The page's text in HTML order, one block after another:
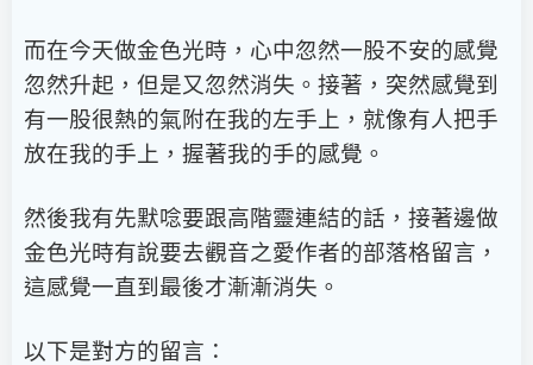
而在今天做金色光時，心中忽然一股不安的感覺
忽然升起，但是又忽然消失。接著，突然感覺到
有一股很熱的氣附在我的左手上，就像有人把手
放在我的手上，握著我的手的感覺。
然後我有先默唸要跟高階靈連結的話，接著邊做
金色光時有說要去觀音之愛作者的部落格留言，
這感覺一直到最後才漸漸消失。
以下是對方的留言：